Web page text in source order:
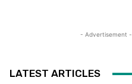
- Advertisement -
LATEST ARTICLES